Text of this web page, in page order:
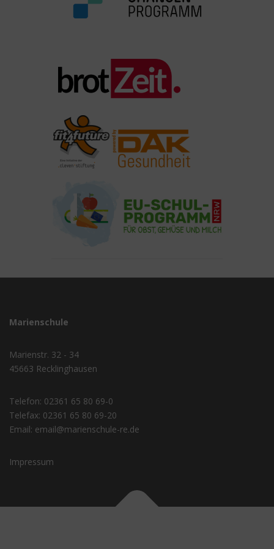
Marienschule
Marienstr. 32 - 34
45663 Recklinghausen
Telefon: 02361 65 80 69-0
Telefax: 02361 65 80 69-20
Email: email@marienschule-re.de
Impressum